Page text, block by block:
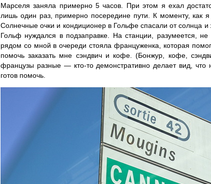
Марселя заняла примерно 5 часов. При этом я ехал
лишь один раз, примерно посередине пути. К моменту, как
Солнечные очки и кондиционер в Гольфе спасали от солнца и
Гольф нуждался в подзаправке. На станции, разумеется,
рядом со мной в очереди стояла француженка, которая
помочь заказать мне сэндвич и кофе. (Бонжур, кофе,
французы разные — кто-то демонстративно делает вид, что
готов помочь.